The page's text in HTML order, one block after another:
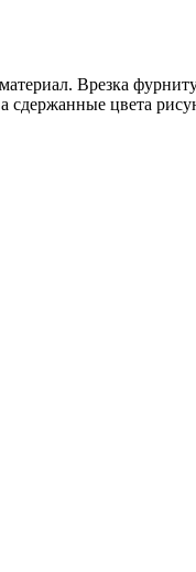
Врезка
сдержанные цвета